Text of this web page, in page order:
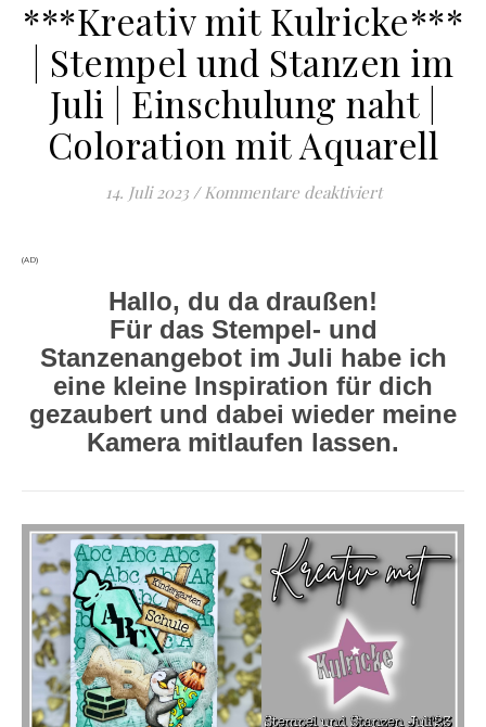
***Kreativ mit Kulricke***
| Stempel und Stanzen im
Juli | Einschulung naht |
Coloration mit Aquarell
14. Juli 2023 / Kommentare deaktiviertfür ***Kreativ
(AD)
Hallo, du da draußen!
Für das Stempel- und
Stanzenangebot im Juli habe ich
eine kleine Inspiration für dich
gezaubert und dabei wieder meine
Kamera mitlaufen lassen.